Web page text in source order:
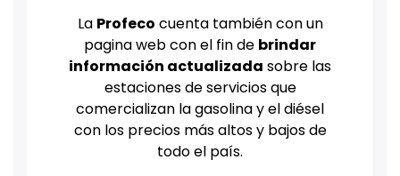
La Profeco cuenta también con un
pagina web con el fin de brindar
información actualizada sobre las
estaciones de servicios que
comercializan la gasolina y el diésel
con los precios más altos y bajos de
todo el país.